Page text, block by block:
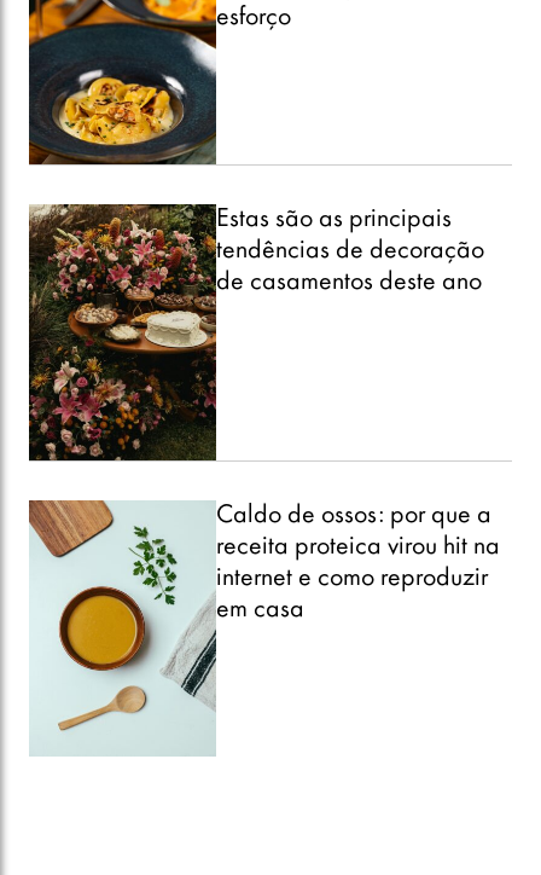
esforço
Estas são as principais
tendências de decoração
de casamentos deste ano
Caldo de ossos: por que a
receita proteica virou hit na
internet e como reproduzir
em casa